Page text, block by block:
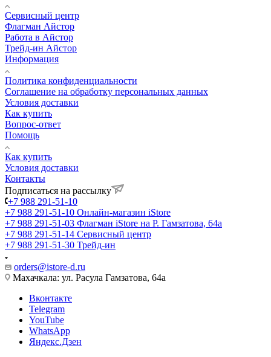
Сервисный центр
Флагман Айстор
Работа в Айстор
Трейд-ин Айстор
Информация
Политика конфиденциальности
Соглашение на обработку персональных данных
Условия доставки
Как купить
Вопрос-ответ
Помощь
Как купить
Условия доставки
Контакты
Подписаться на рассылку
+7 988 291-51-10
+7 988 291-51-10 Онлайн-магазин iStore
+7 988 291-51-03 Флагман iStore на Р. Гамзатова, 64а
+7 988 291-51-14 Сервисный центр
+7 988 291-51-30 Трейд-ин
orders@istore-d.ru
Махачкала: ул. Расула Гамзатова, 64а
Вконтакте
Telegram
YouTube
WhatsApp
Яндекс.Дзен